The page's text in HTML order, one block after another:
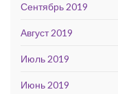
Сентябрь 2019
Август 2019
Июль 2019
Июнь 2019